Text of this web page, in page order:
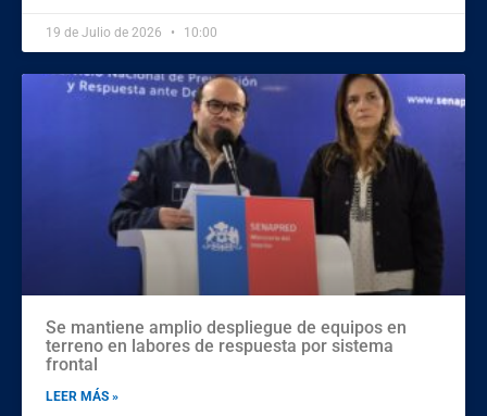
19 de Julio de 2026 10:00
Se mantiene amplio despliegue de equipos en
terreno en labores de respuesta por sistema
frontal
LEER MÁS »